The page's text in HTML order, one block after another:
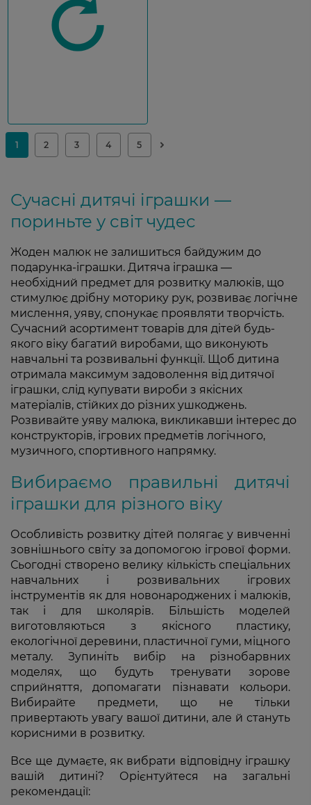
Сучасні дитячі іграшки —
пориньте у світ чудес
Жоден малюк не залишиться байдужим до
подарунка-іграшки. Дитяча іграшка —
необхідний предмет для розвитку малюків, що
стимулює дрібну моторику рук, розвиває логічне
мислення, уяву, спонукає проявляти творчість.
Сучасний асортимент товарів для дітей будь-
якого віку багатий виробами, що виконують
навчальні та розвивальні функції. Щоб дитина
отримала максимум задоволення від дитячої
іграшки, слід купувати вироби з якісних
матеріалів, стійких до різних ушкоджень.
Розвивайте уяву малюка, викликавши інтерес до
конструкторів, ігрових предметів логічного,
музичного, спортивного напрямку.
Вибираємо правильні дитячі
іграшки для різного віку
Особливість розвитку дітей полягає у вивченні
зовнішнього світу за допомогою ігрової форми.
Сьогодні створено велику кількість спеціальних
навчальних і розвивальних ігрових
інструментів як для новонароджених і малюків,
так і для школярів. Більшість моделей
виготовляються з якісного пластику,
екологічної деревини, пластичної гуми, міцного
металу. Зупиніть вибір на різнобарвних
моделях, що будуть тренувати зорове
сприйняття, допомагати пізнавати кольори.
Вибирайте предмети, що не тільки
привертають увагу вашої дитини, але й стануть
корисними в розвитку.
Все ще думаєте, як вибрати відповідну іграшку
вашій дитині? Орієнтуйтеся на загальні
рекомендації: